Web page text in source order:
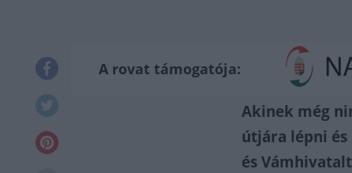
A rovat támogatója:
Akinek még
útjára lépni
és